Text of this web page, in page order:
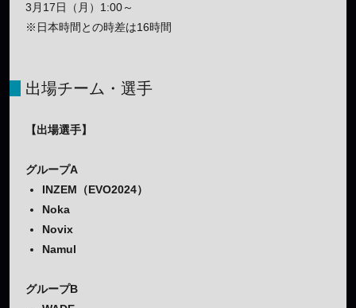
3月17日（月）1:00～
※日本時間との時差は16時間
出場チーム・選手
【出場選手】
グループA
INZEM（EVO2024）
Noka
Novix
Namul
グループB